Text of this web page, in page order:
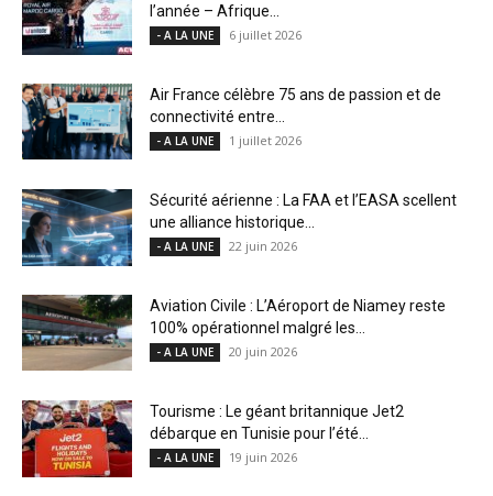
l’année – Afrique...
- A LA UNE 6 juillet 2026
Air France célèbre 75 ans de passion et de
connectivité entre...
- A LA UNE 1 juillet 2026
Sécurité aérienne : La FAA et l’EASA scellent
une alliance historique...
- A LA UNE 22 juin 2026
Aviation Civile : L’Aéroport de Niamey reste
100% opérationnel malgré les...
- A LA UNE 20 juin 2026
Tourisme : Le géant britannique Jet2
débarque en Tunisie pour l’été...
- A LA UNE 19 juin 2026